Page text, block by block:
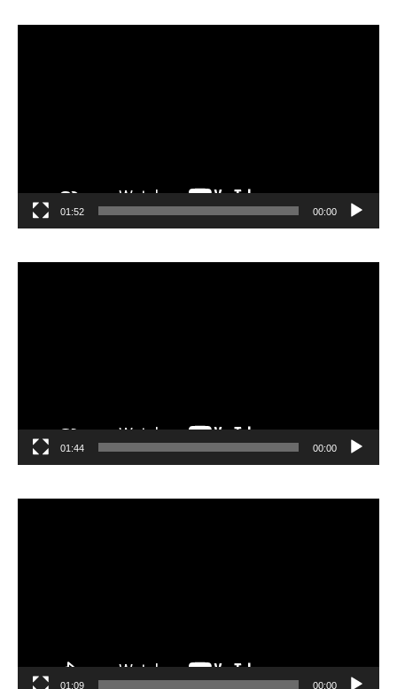
00:00
01:52
00:00
01:44
00:00
01:09